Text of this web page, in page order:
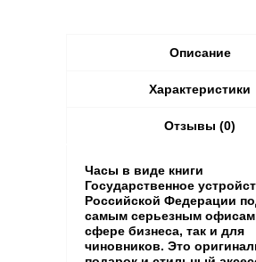
Описание
Характеристики
Отзывы (0)
Часы в виде книги
Государственное
Российской Федерации
самым серьезным
сфере бизнеса, так и для
чиновников. Это